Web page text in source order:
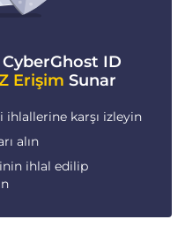
ID
Erişim Sunar
ihlallerine karşı izleyin
alın
ihlal edilip